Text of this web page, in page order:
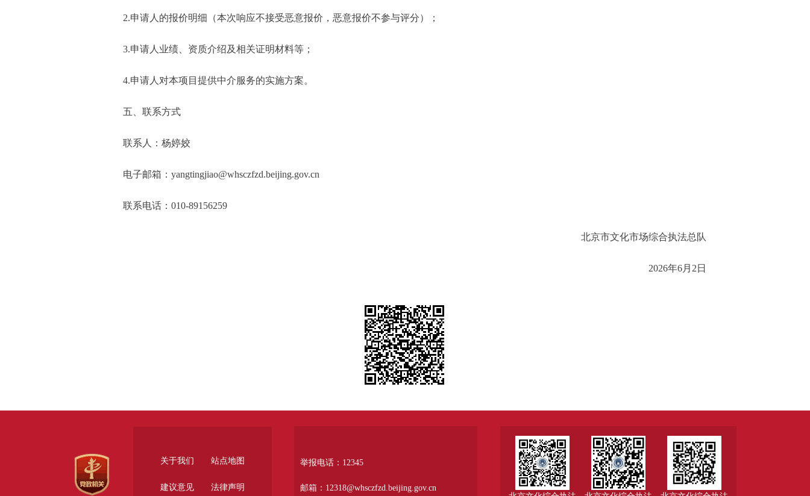
2.申请人的报价明细（本次响应不接受恶意报价，恶意报价不参与评分）；
3.申请人业绩、资质介绍及相关证明材料等；
4.申请人对本项目提供中介服务的实施方案。
五、联系方式
联系人：杨婷姣
电子邮箱：yangtingjiao@whsczfzd.beijing.gov.cn
联系电话：010-89156259
北京市文化市场综合执法总队
2026年6月2日
关于我们 站点地图
建议意见 法律声明
举报电话：12345
邮箱：12318@whsczfzd.beijing.gov.cn